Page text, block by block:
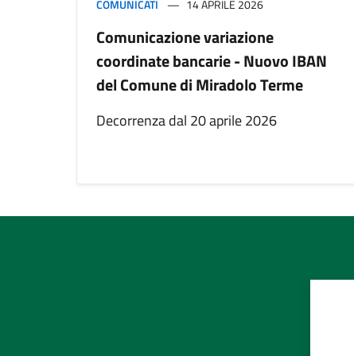
COMUNICATI 14 APRILE 2026
Comunicazione variazione
coordinate bancarie - Nuovo IBAN
del Comune di Miradolo Terme
Decorrenza dal 20 aprile 2026